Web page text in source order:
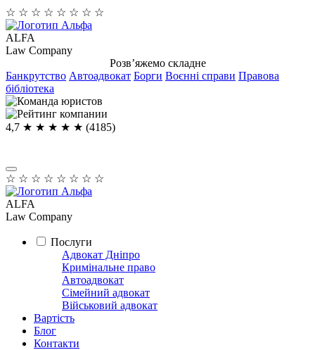
☆ ☆ ☆ ☆ ☆ ☆ ☆ ☆
ALFA
Law Company
Розв’яжемо складне
Банкрутство Автоадвокат Борги Воєнні справи Правова
бібліотека
4,7 ★ ★ ★ ★ ★ (4185)
☆ ☆ ☆ ☆ ☆ ☆ ☆ ☆
ALFA
Law Company
Послуги
Адвокат Дніпро
Кримінальне право
Автоадвокат
Сімейний адвокат
Військовий адвокат
Вартість
Блог
Контакти